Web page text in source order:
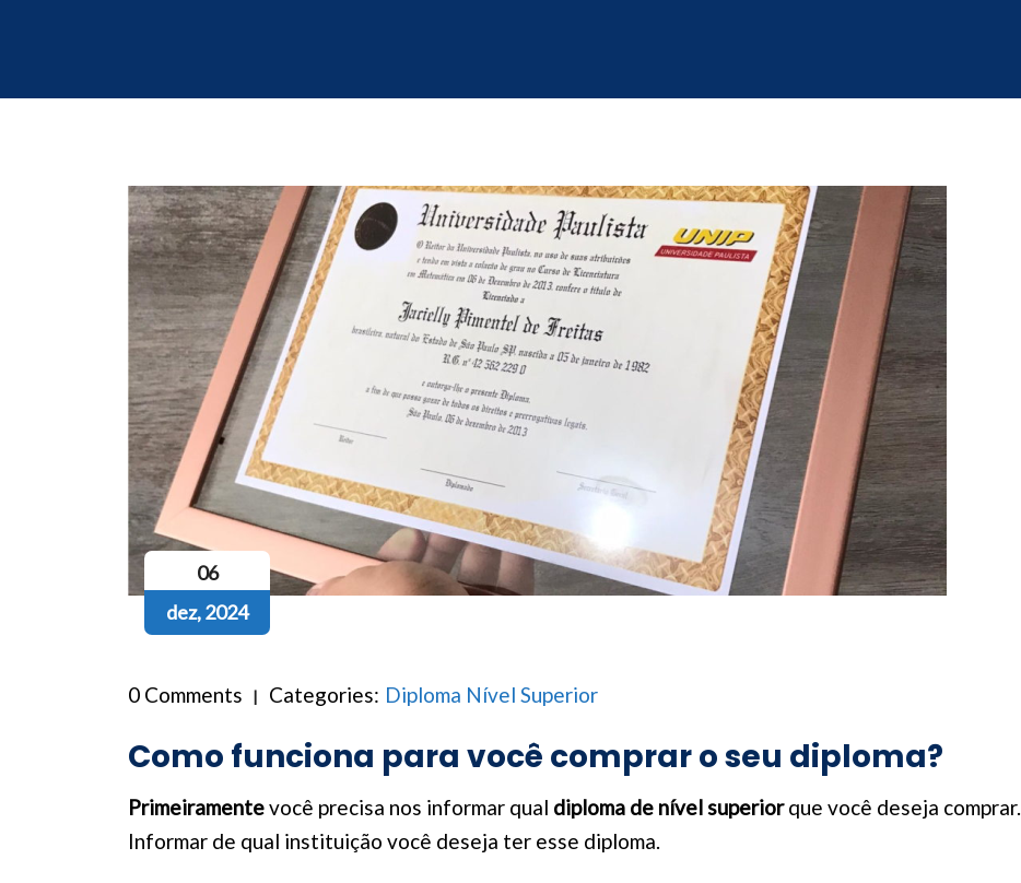
06
dez, 2024
0 Comments Categories: Diploma Nível Superior
Como funciona para você comprar o seu diploma?
Primeiramentevocê precisa nos informar qual diploma de nível superiorque você deseja comprar.
Informar de qual instituição você deseja ter esse diploma.